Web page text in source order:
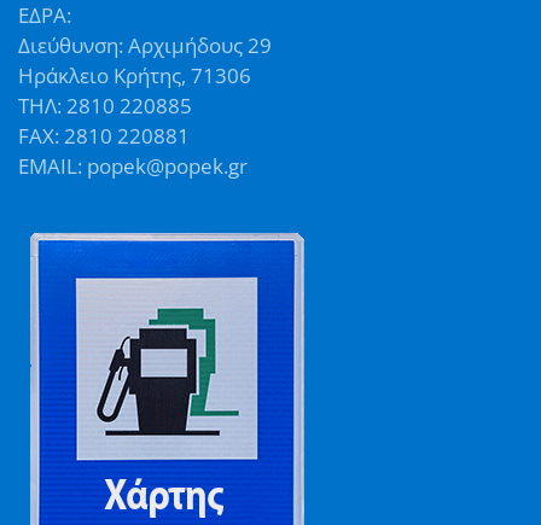
ΕΔΡΑ:
Διεύθυνση: Αρχιμήδους 29
Ηράκλειο Κρήτης, 71306
ΤΗΛ: 2810 220885
FAX: 2810 220881
EMAIL: popek@popek.gr